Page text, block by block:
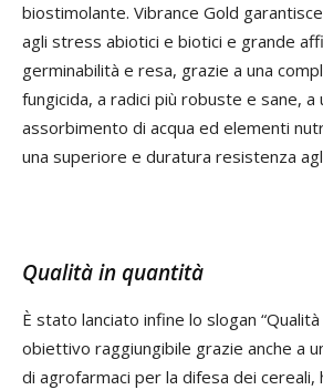
biostimolante. Vibrance Gold
agli stress abiotici e biotici e grande
germinabilità e resa, grazie a una
fungicida, a radici più robuste e sane, a
assorbimento di acqua ed elementi
una superiore e duratura resistenza
Qualità in quantità
È stato lanciato infine lo slogan “Qualità
obiettivo raggiungibile grazie anche a
di agrofarmaci per la difesa dei cereali,